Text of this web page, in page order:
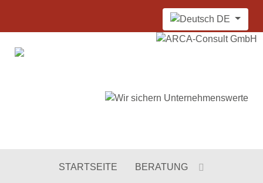
DE
STARTSEITE BERATUNG